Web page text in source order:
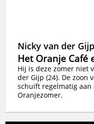
Nicky van der Gijp
Het Oranje Café
Hij is deze zomer niet
der Gijp (24). De zoon
schuift regelmatig aan
Oranjezomer.